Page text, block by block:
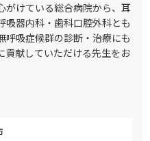
がけている総合病院から、耳
吸器内科・歯科口腔外科とも
呼吸症候群の診断・治療にも
貢献していただける先生をお